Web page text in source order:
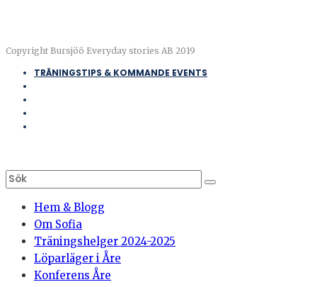
Copyright Bursjöö Everyday stories AB 2019
TRÄNINGSTIPS & KOMMANDE EVENTS
Hem & Blogg
Om Sofia
Träningshelger 2024-2025
Löparläger i Åre
Konferens Åre